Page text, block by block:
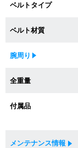
買取専門サロン
買取ご成約者様限
75%以上保証！中古
修理・メンテンナ
ベルトタイプ
ベルト材質
腕周り
全重量
付属品
メンテナンス情報